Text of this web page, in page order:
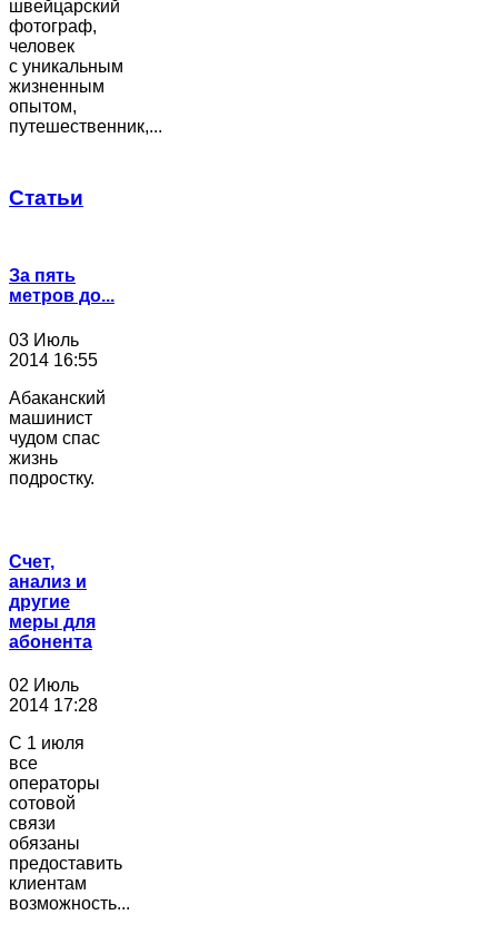
швейцарский
фотограф,
человек
с уникальным
жизненным
опытом,
путешественник,...
Статьи
За пять
метров до...
03 Июль
2014 16:55
Абаканский
машинист
чудом спас
жизнь
подростку.
Счет,
анализ и
другие
меры для
абонента
02 Июль
2014 17:28
С 1 июля
все
операторы
сотовой
связи
обязаны
предоставить
клиентам
возможность...